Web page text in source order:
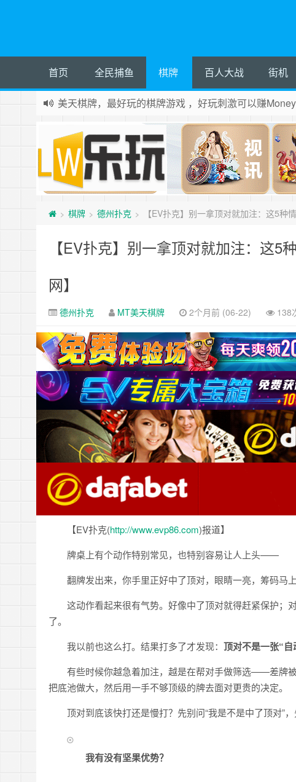
首页 全民捕鱼 棋牌 百人大战 街机
美天棋牌，最好玩的棋牌游戏 ，好玩刺激可以赚Money
> 棋牌 > 德州扑克 > 【EV扑克】别一拿顶对就加注：这5种
【EV扑克】别一拿顶对就加注：这
网】
德州扑克 MT美天棋牌 2个月前 (06-22) 138
【EV扑克(http://www.evp86.com)报道】
牌桌上有个动作特别常见，也特别容易让人上头——
翻牌发出来，你手里正好中了顶对，眼睛一亮，筹码马
这动作看起来很有气势。好像中了顶对就得赶紧保护；
了。
我以前也这么打。结果打多了才发现： 顶对不是一张“自
有些时候你越急着加注，越是在帮对手做筛选——差牌
把底池做大，然后用一手不够顶级的牌去面对更贵的决定。
顶对到底该快打还是慢打？先别问“我是不是中了顶对”，
我有没有坚果优势？